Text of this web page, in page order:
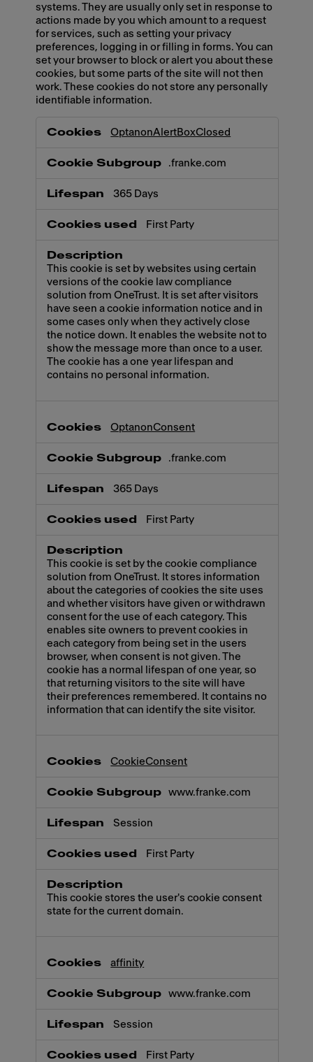
systems. They are usually only set in response to
actions made by you which amount to a request
for services, such as setting your privacy
preferences, logging in or filling in forms. You can
set your browser to block or alert you about these
cookies, but some parts of the site will not then
work. These cookies do not store any personally
identifiable information.
OptanonAlertBoxClosed
.franke.com
365 Days
First Party
This cookie is set by websites using certain
versions of the cookie law compliance
solution from OneTrust. It is set after visitors
have seen a cookie information notice and in
some cases only when they actively close
the notice down. It enables the website not to
show the message more than once to a user.
The cookie has a one year lifespan and
contains no personal information.
OptanonConsent
.franke.com
365 Days
First Party
This cookie is set by the cookie compliance
solution from OneTrust. It stores information
about the categories of cookies the site uses
and whether visitors have given or withdrawn
consent for the use of each category. This
enables site owners to prevent cookies in
each category from being set in the users
browser, when consent is not given. The
cookie has a normal lifespan of one year, so
that returning visitors to the site will have
their preferences remembered. It contains no
information that can identify the site visitor.
CookieConsent
www.franke.com
Session
First Party
This cookie stores the user's cookie consent
state for the current domain.
affinity
www.franke.com
Session
First Party